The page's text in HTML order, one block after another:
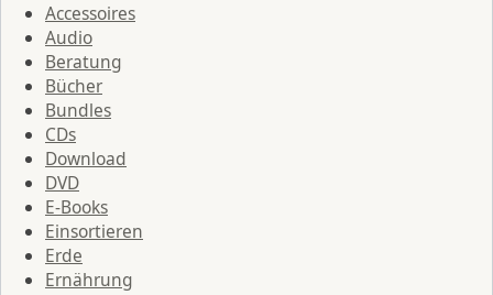
Accessoires
Audio
Beratung
Bücher
Bundles
CDs
Download
DVD
E-Books
Einsortieren
Erde
Ernährung